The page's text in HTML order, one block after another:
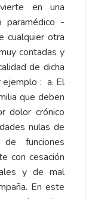
en una
paramédico -
cualquier otra
contadas y
de dicha
ejemplo : a. El
que deben
dolor crónico
nulas de
funciones
con cesación
y de mal
En este